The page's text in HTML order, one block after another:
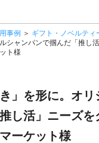
事例 ＞ ギフト・ノベルティ
シャンパンで掴んだ「推し
ト様
」を形に。オ
し活」ニーズ
ーケット様